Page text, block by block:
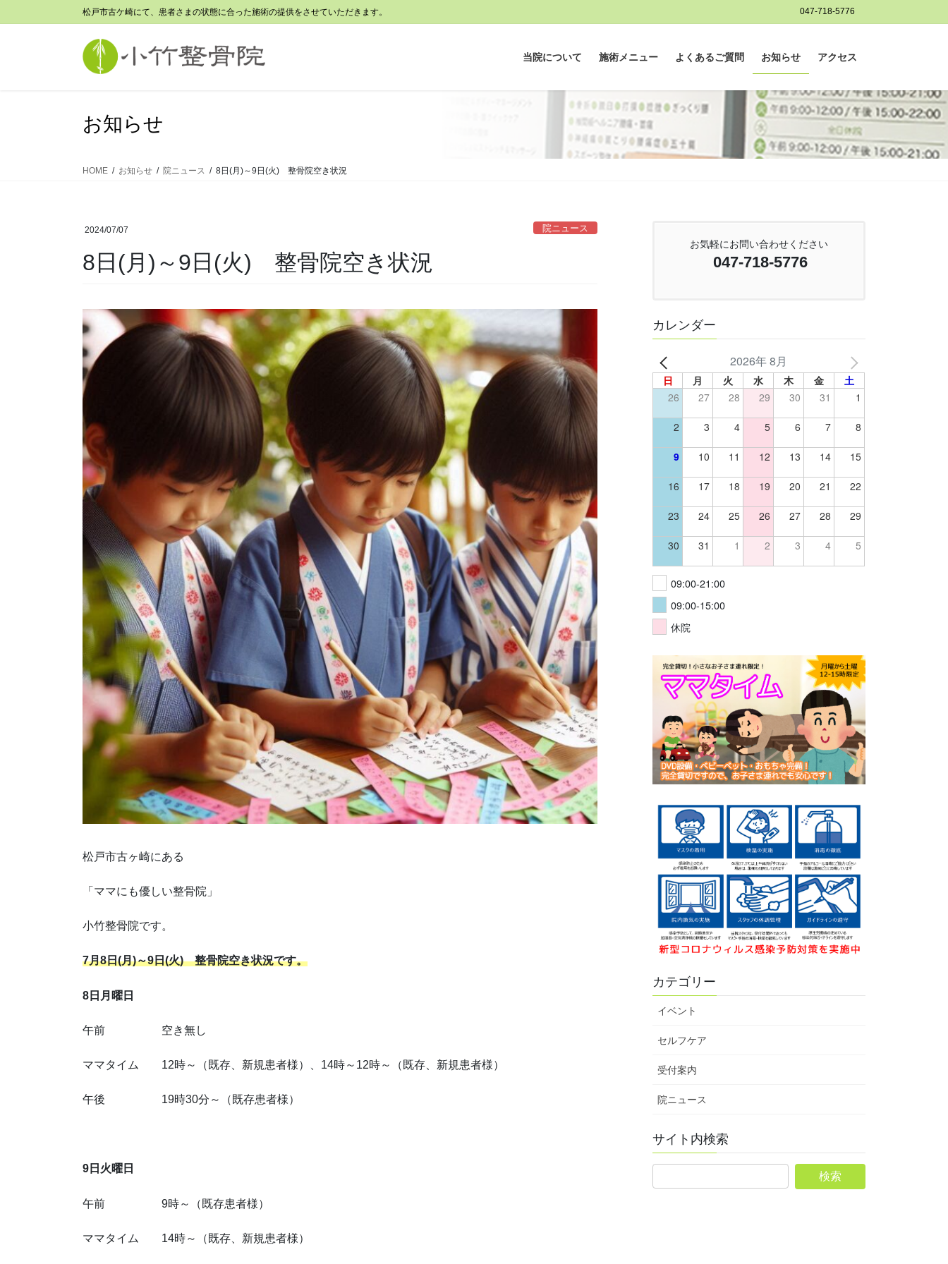
ン
ビ
松戸市古ケ崎にて、患者さまの状態に合った施術の提供をさせていただきます。 047-718-5776
当院について 施術メニュー よくあるご質問 お知らせ アクセス
お知らせ
HOME お知らせ 院ニュース 8日(月)～9日(火) 整骨院空き状況
2024/07/07 院ニュース
8日(月)～9日(火) 整骨院空き状況
松戸市古ヶ崎にある
「ママにも優しい整骨院」
小竹整骨院です。
7月8日(月)～9日(火) 整骨院空き状況です。
8日月曜日
午前 空き無し
ママタイム 12時～（既存、新規患者様）、14時～12時～（既存、新規患者様）
午後 19時30分～（既存患者様）
9日火曜日
午前 9時～（既存患者様）
ママタイム 14時～（既存、新規患者様）
お気軽にお問い合わせください
047-718-5776
カレンダー
2026年 8月
日 月 火 水 木 金
土
26
27 28 29 30 31 1
2 3 4 5 6 7 8
9 10 11 12 13 14 15
16 17 18 19 20 21 22
23 24 25 26 27 28 29
30 31 1 2 3 4 5
09:00-21:00
09:00-15:00
休院
カテゴリー
イベント
セルフケア
受付案内
院ニュース
サイト内検索